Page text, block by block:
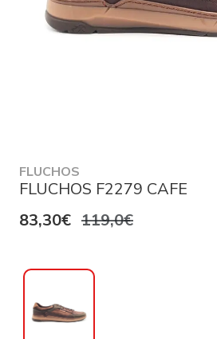
FLUCHOS
FLUCHOS F2279 CAFE
83,30€ 119,0€